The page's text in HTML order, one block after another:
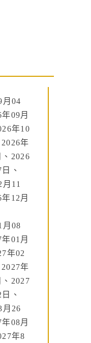
04
09月
年10
年
2026
、
11
12月
08
01月
年02
年
2027
、
26
08月
年8